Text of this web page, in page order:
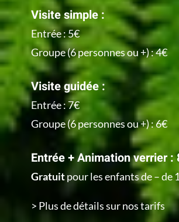
Visite simple :
Entrée : 5€
Groupe (6 personnes ou +) : 4€
Visite guidée :
Entrée : 7€
Groupe (6 personnes ou +) : 6€
Entrée + Animation verrier :
Gratuitpour les enfants de – de
> Plus de détails sur nos tarifs